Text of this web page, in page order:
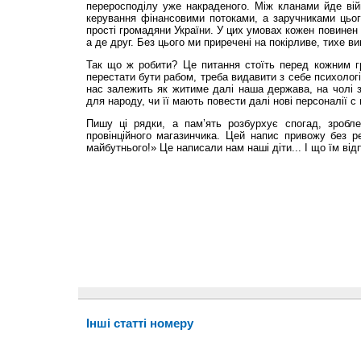
переросподілу уже накраденого. Між кланами йде
керування фінансовими потоками, а заручниками
прості громадяни України. У цих умовах кожен повинен
а де друг. Без цього ми приречені на покірливе, тихе
Так що ж робити? Це питання стоїть перед кожним
перестати бути рабом, треба видавити з себе
нас залежить як житиме далі наша держава, на чолі
для народу, чи її мають повести далі нові персоналії
Пишу ці рядки, а пам’ять розбурхує спогад,
провінційного магазинчика. Цей напис привожу без
майбутнього!» Це написали нам наші діти... І що їм
Інші статті номеру